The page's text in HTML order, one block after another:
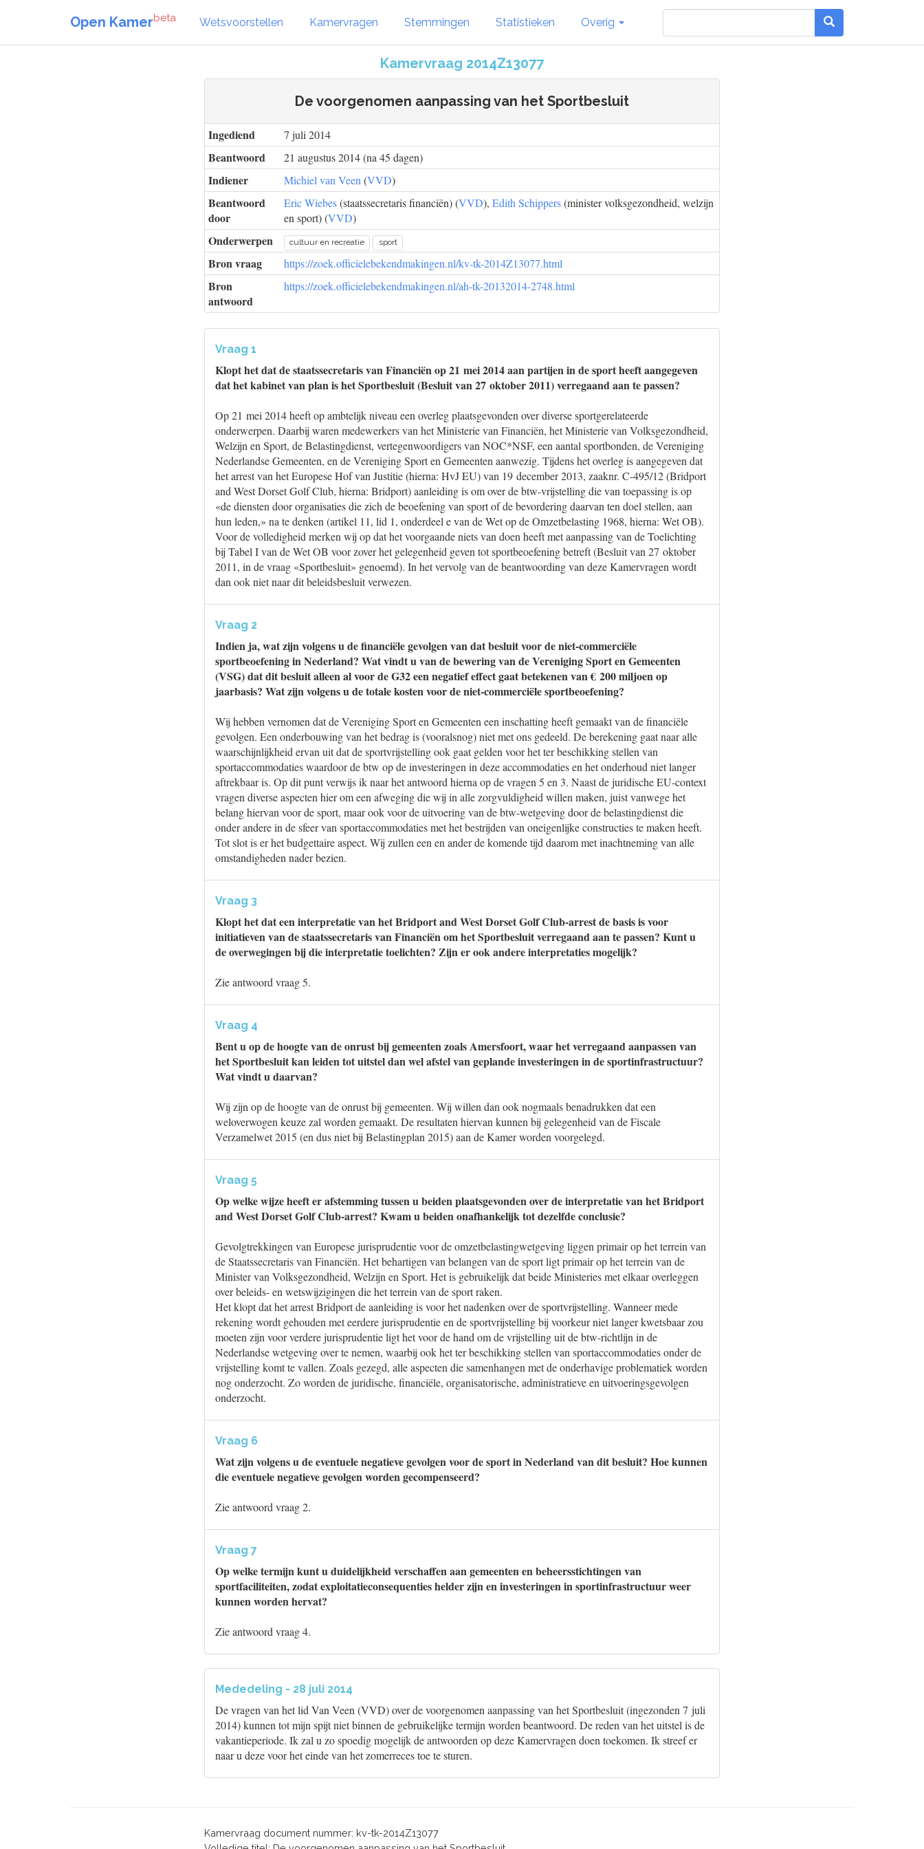
Open Kamerbeta Wetsvoorstellen Kamervragen Stemmingen Statistieken Overig
Kamervraag 2014Z13077
De voorgenomen aanpassing van het Sportbesluit
Ingediend 7 juli 2014
Beantwoord 21 augustus 2014 (na 45 dagen)
Indiener Michiel van Veen (VVD)
Beantwoord
door
Eric Wiebes(staatssecretaris financiën) (VVD), Edith Schippers(minister volksgezondheid, welzijn
en sport) (VVD)
Onderwerpen cultuur en recreatie sport
Bron vraag https://zoek.officielebekendmakingen.nl/kv-tk-2014Z13077.html
Bron
antwoord
https://zoek.officielebekendmakingen.nl/ah-tk-20132014-2748.html
Vraag 1
Klopt het dat de staatssecretaris van Financiën op 21 mei 2014 aan partijen in de sport heeft aangegeven
dat het kabinet van plan is het Sportbesluit (Besluit van 27 oktober 2011) verregaand aan te passen?
Op 21 mei 2014 heeft op ambtelijk niveau een overleg plaatsgevonden over diverse sportgerelateerde
onderwerpen. Daarbij waren medewerkers van het Ministerie van Financiën, het Ministerie van Volksgezondheid,
Welzijn en Sport, de Belastingdienst, vertegenwoordigers van NOC*NSF, een aantal sportbonden, de Vereniging
Nederlandse Gemeenten, en de Vereniging Sport en Gemeenten aanwezig. Tijdens het overleg is aangegeven dat
het arrest van het Europese Hof van Justitie (hierna: HvJ EU) van 19 december 2013, zaaknr. C-495/12 (Bridport
and West Dorset Golf Club, hierna: Bridport) aanleiding is om over de btw-vrijstelling die van toepassing is op
«de diensten door organisaties die zich de beoefening van sport of de bevordering daarvan ten doel stellen, aan
hun leden,» na te denken (artikel 11, lid 1, onderdeel e van de Wet op de Omzetbelasting 1968, hierna: Wet OB).
Voor de volledigheid merken wij op dat het voorgaande niets van doen heeft met aanpassing van de Toelichting
bij Tabel I van de Wet OB voor zover het gelegenheid geven tot sportbeoefening betreft (Besluit van 27 oktober
2011, in de vraag «Sportbesluit» genoemd). In het vervolg van de beantwoording van deze Kamervragen wordt
dan ook niet naar dit beleidsbesluit verwezen.
Vraag 2
Indien ja, wat zijn volgens u de financiële gevolgen van dat besluit voor de niet-commerciële
sportbeoefening in Nederland? Wat vindt u van de bewering van de Vereniging Sport en Gemeenten
(VSG) dat dit besluit alleen al voor de G32 een negatief effect gaat betekenen van € 200 miljoen op
jaarbasis? Wat zijn volgens u de totale kosten voor de niet-commerciële sportbeoefening?
Wij hebben vernomen dat de Vereniging Sport en Gemeenten een inschatting heeft gemaakt van de financiële
gevolgen. Een onderbouwing van het bedrag is (vooralsnog) niet met ons gedeeld. De berekening gaat naar alle
waarschijnlijkheid ervan uit dat de sportvrijstelling ook gaat gelden voor het ter beschikking stellen van
sportaccommodaties waardoor de btw op de investeringen in deze accommodaties en het onderhoud niet langer
aftrekbaar is. Op dit punt verwijs ik naar het antwoord hierna op de vragen 5 en 3. Naast de juridische EU-context
vragen diverse aspecten hier om een afweging die wij in alle zorgvuldigheid willen maken, juist vanwege het
belang hiervan voor de sport, maar ook voor de uitvoering van de btw-wetgeving door de belastingdienst die
onder andere in de sfeer van sportaccommodaties met het bestrijden van oneigenlijke constructies te maken heeft.
Tot slot is er het budgettaire aspect. Wij zullen een en ander de komende tijd daarom met inachtneming van alle
omstandigheden nader bezien.
Vraag 3
Klopt het dat een interpretatie van het Bridport and West Dorset Golf Club-arrest de basis is voor
initiatieven van de staatssecretaris van Financiën om het Sportbesluit verregaand aan te passen? Kunt u
de overwegingen bij die interpretatie toelichten? Zijn er ook andere interpretaties mogelijk?
Zie antwoord vraag 5.
Vraag 4
Bent u op de hoogte van de onrust bij gemeenten zoals Amersfoort, waar het verregaand aanpassen van
het Sportbesluit kan leiden tot uitstel dan wel afstel van geplande investeringen in de sportinfrastructuur?
Wat vindt u daarvan?
Wij zijn op de hoogte van de onrust bij gemeenten. Wij willen dan ook nogmaals benadrukken dat een
weloverwogen keuze zal worden gemaakt. De resultaten hiervan kunnen bij gelegenheid van de Fiscale
Verzamelwet 2015 (en dus niet bij Belastingplan 2015) aan de Kamer worden voorgelegd.
Vraag 5
Op welke wijze heeft er afstemming tussen u beiden plaatsgevonden over de interpretatie van het Bridport
and West Dorset Golf Club-arrest? Kwam u beiden onafhankelijk tot dezelfde conclusie?
Gevolgtrekkingen van Europese jurisprudentie voor de omzetbelastingwetgeving liggen primair op het terrein van
de Staatssecretaris van Financiën. Het behartigen van belangen van de sport ligt primair op het terrein van de
Minister van Volksgezondheid, Welzijn en Sport. Het is gebruikelijk dat beide Ministeries met elkaar overleggen
over beleids- en wetswijzigingen die het terrein van de sport raken.
Het klopt dat het arrest Bridport de aanleiding is voor het nadenken over de sportvrijstelling. Wanneer mede
rekening wordt gehouden met eerdere jurisprudentie en de sportvrijstelling bij voorkeur niet langer kwetsbaar zou
moeten zijn voor verdere jurisprudentie ligt het voor de hand om de vrijstelling uit de btw-richtlijn in de
Nederlandse wetgeving over te nemen, waarbij ook het ter beschikking stellen van sportaccommodaties onder de
vrijstelling komt te vallen. Zoals gezegd, alle aspecten die samenhangen met de onderhavige problematiek worden
nog onderzocht. Zo worden de juridische, financiële, organisatorische, administratieve en uitvoeringsgevolgen
onderzocht.
Vraag 6
Wat zijn volgens u de eventuele negatieve gevolgen voor de sport in Nederland van dit besluit? Hoe kunnen
die eventuele negatieve gevolgen worden gecompenseerd?
Zie antwoord vraag 2.
Vraag 7
Op welke termijn kunt u duidelijkheid verschaffen aan gemeenten en beheersstichtingen van
sportfaciliteiten, zodat exploitatieconsequenties helder zijn en investeringen in sportinfrastructuur weer
kunnen worden hervat?
Zie antwoord vraag 4.
Mededeling - 28 juli 2014
De vragen van het lid Van Veen (VVD) over de voorgenomen aanpassing van het Sportbesluit (ingezonden 7 juli
2014) kunnen tot mijn spijt niet binnen de gebruikelijke termijn worden beantwoord. De reden van het uitstel is de
vakantieperiode. Ik zal u zo spoedig mogelijk de antwoorden op deze Kamervragen doen toekomen. Ik streef er
naar u deze voor het einde van het zomerreces toe te sturen.
Kamervraag document nummer: kv-tk-2014Z13077